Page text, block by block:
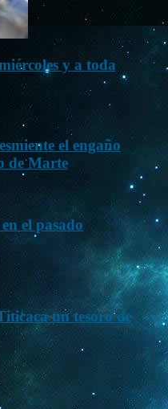
y a toda
el engaño
de Marte
el pasado
un tesoro de